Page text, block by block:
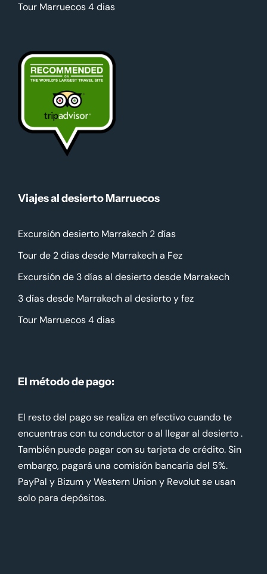
Tour Marruecos 4 dias
Viajes al desierto Marruecos
Excursión desierto Marrakech 2 días
Tour de 2 dias desde Marrakech a Fez
Excursión de 3 días al desierto desde Marrakech
3 días desde Marrakech al desierto y fez
Tour Marruecos 4 dias
El método de pago:
El resto del pago se realiza en efectivo cuando te
encuentras con tu conductor o al llegar al desierto .
También puede pagar con su tarjeta de crédito. Sin
embargo, pagará una comisión bancaria del 5%.
PayPal y Bizum y Western Union y Revolut se usan
solo para depósitos.